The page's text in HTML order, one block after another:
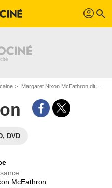
profil search
Margaret Nixon McEathron dit Marni Nixon
DVD
McEathron